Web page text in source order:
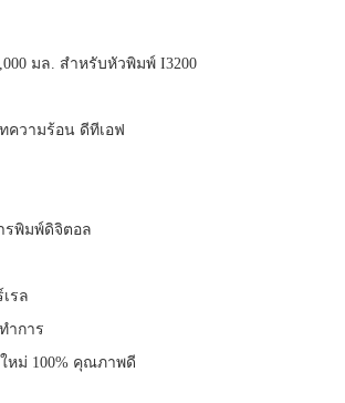
มล. สำหรับหัวพิมพ์ I3200
ความร้อน ดีทีเอฟ
รพิมพ์ดิจิตอล
รล
ำการ
หม่ 100% คุณภาพดี